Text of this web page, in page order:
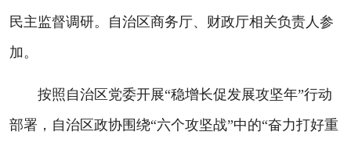
民主监督调研。自治区商务厅、财政厅相关负责人参
加。
按照自治区党委开展“稳增长促发展攻坚年”行动
部署，自治区政协围绕“六个攻坚战”中的“奋力打好重